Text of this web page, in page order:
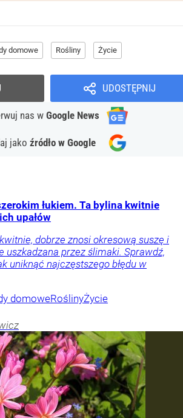
domowe Rośliny Życie
UDOSTĘPNIJ
nas w Google News
jako źródło w Google
łukiem. Ta bylina kwitnie
upałów
dobrze znosi okresową suszę i
uszkadzana przez ślimaki. Sprawdź,
uniknąć najczęstszego błędu w
domoweRoślinyŻycie